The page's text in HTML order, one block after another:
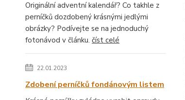
Originální adventní kalendář? Co takhle z
perníčků dozdobený krásnými jedlými
obrázky? Podívejte se na jednoduchý
fotonávod v článku. číst celé
22.01.2023
Zdobení perníčků fondánovým listem